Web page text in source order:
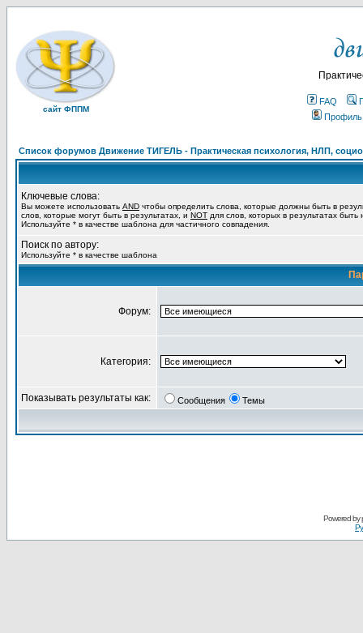
сайт ФППМ
FAQ
Профиль
Список форумов Движение ТИГЕЛЬ - Практическая психология, НЛП,
Ключевые слова:
Вы можете использовать AND чтобы определить слова, которые должны быть в
слов, которые могут быть в результатах, и NOT для слов, которых в результатах
Используйте * в качестве шаблона для частичного совпадения.
Поиск по автору:
Используйте * в качестве шаблона
Форум:
Категория:
Показывать результаты как: Сообщения Темы
Powered by